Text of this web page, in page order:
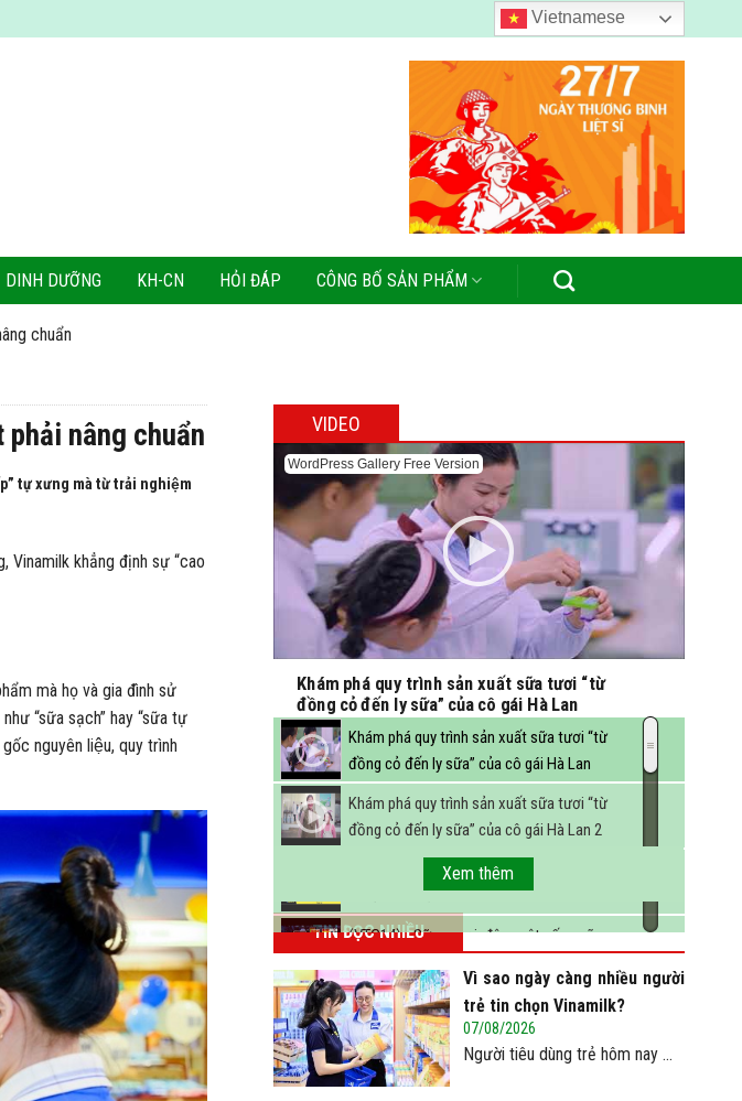
Vietnamese
DINH DƯỠNG KH-CN HỎI ĐÁP CÔNG BỐ SẢN PHẨM
chuẩn
nâng chuẩn
tự xưng mà từ trải nghiệm
khẳng định sự “cao
mà họ và gia đình sử
“sữa sạch” hay “sữa tự
nguyên liệu, quy trình
VIDEO
WordPress Gallery Free Version
Khám phá quy trình sản xuất sữa tươi “từ
đồng cỏ đến ly sữa” của cô gái Hà Lan
Khám phá quy trình sản xuất sữa tươi “từ
đồng cỏ đến ly sữa” của cô gái Hà Lan
Khám phá quy trình sản xuất sữa tươi “từ
đồng cỏ đến ly sữa” của cô gái Hà Lan 2
FBNC - Ngành sữa hướng tới mục tiêu 3,4 tỷ
lít sữa vào năm 2025
(VTC14) - Sữa ngoại, động vật sống sẽ
Xem thêm
TIN ĐỌC NHIỀU
Vì sao ngày càng nhiều người
trẻ tin chọn Vinamilk?
07/08/2026
Người tiêu dùng trẻ hôm nay ...